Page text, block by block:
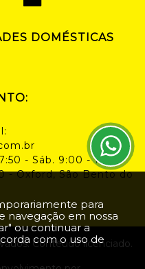
DOMÉSTICAS
- Sáb. 9:00 - 14:00
- Oxford, São Bento do
Conteúdo licenciado.
para
navegação em nossa
ou continuar a
com o uso de